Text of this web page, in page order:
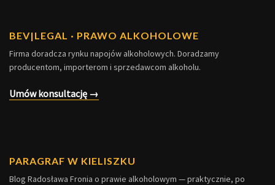
BEV| LEGAL · PRAWO ALKOHOLOWE
Firma doradcza rynku napojów alkoholowych. Doradzamy
producentom, importerom i sprzedawcom alkoholu.
Umów konsultację →
PARAGRAF W KIELISZKU
Blog Radosława Fronia o prawie alkoholowym — praktycznie, po